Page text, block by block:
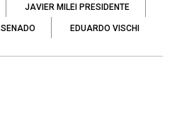
JAVIER MILEI PRESIDENTE
SENADO EDUARDO VISCHI